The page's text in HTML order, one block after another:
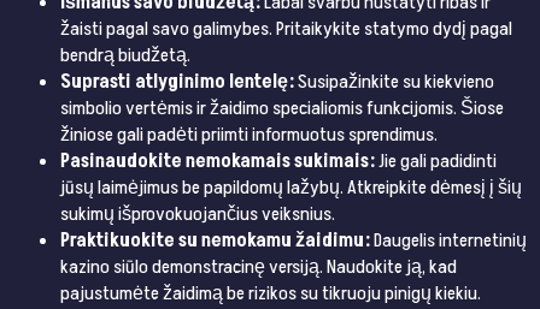
žaisti pagal savo galimybes. Pritaikykite statymo dydį pagal
bendrą biudžetą.
Suprasti atlyginimo lentelę:Susipažinkite su kiekvieno
simbolio vertėmis ir žaidimo specialiomis funkcijomis. Šiose
žiniose gali padėti priimti informuotus sprendimus.
Pasinaudokite nemokamais sukimais:Jie gali padidinti
jūsų laimėjimus be papildomų lažybų. Atkreipkite dėmesį į šių
sukimų išprovokuojančius veiksnius.
Praktikuokite su nemokamu žaidimu:Daugelis internetinių
kazino siūlo demonstracinę versiją. Naudokite ją, kad
pajustumėte žaidimą be rizikos su tikruoju pinigų kiekiu.